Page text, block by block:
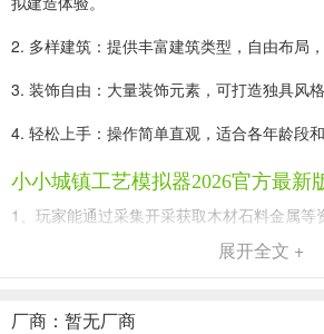
2. 多样建筑：提供丰富建筑类型，自由布局
3. 装饰自由：大量装饰元素，可打造独具风
4. 轻松上手：操作简单直观，适合各年龄段和
小小城镇工艺模拟器2026官方最新
1、玩家能通过采集开采获取木材石料金属等
升小镇生活生产效率。
展开全文 +
厂商：暂无厂商